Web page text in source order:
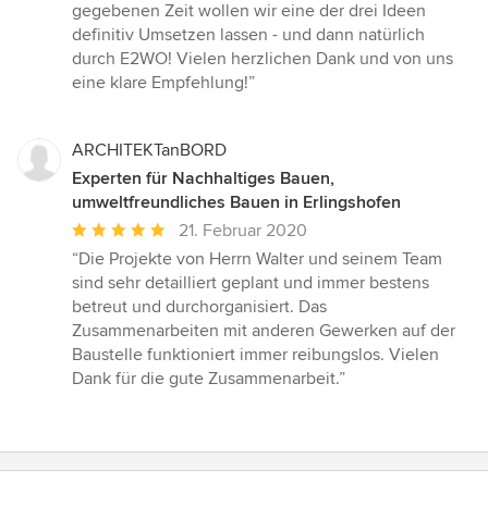
gegebenen Zeit wollen wir eine der drei Ideen
definitiv Umsetzen lassen - und dann natürlich
durch E2WO! Vielen herzlichen Dank und von uns
eine klare Empfehlung!”
ARCHITEKTanBORD
Experten für Nachhaltiges Bauen,
umweltfreundliches Bauen in Erlingshofen
Durchschnittliche
Bewertung:
5
von
5
Sternen
21. Februar 2020
“Die Projekte von Herrn Walter und seinem Team
sind sehr detailliert geplant und immer bestens
betreut und durchorganisiert. Das
Zusammenarbeiten mit anderen Gewerken auf der
Baustelle funktioniert immer reibungslos. Vielen
Dank für die gute Zusammenarbeit.”